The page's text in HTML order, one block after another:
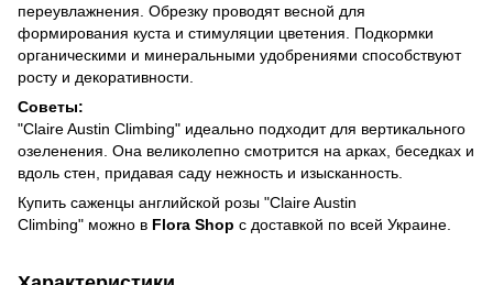
переувлажнения. Обрезку проводят весной для
формирования куста и стимуляции цветения. Подкормки
органическими и минеральными удобрениями способствуют
росту и декоративности.
Советы:
"Claire Austin Climbing" идеально подходит для вертикального
озеленения. Она великолепно смотрится на арках, беседках и
вдоль стен, придавая саду нежность и изысканность.
Купить саженцы английской розы "Claire Austin
Climbing" можно в Flora Shop с доставкой по всей Украине.